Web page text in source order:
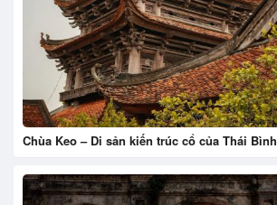
Chùa Keo – Di sản kiến trúc cổ của Thái Bình